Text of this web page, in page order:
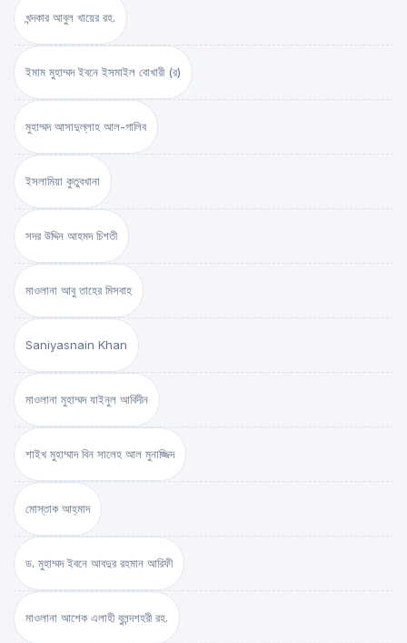
খন্দকার আবুল খায়ের রহ.
ইমাম মুহাম্মদ ইবনে ইসমাইল বোখারী (র)
মুহাম্মদ আসাদুল্লাহ আল-গালিব
ইসলামিয়া কুতুবখানা
সদর উদ্দিন আহমদ চিশতী
মাওলানা আবু তাহের মিসবাহ
Saniyasnain Khan
মাওলানা মুহাম্মদ যাইনুল আবিদীন
শাইখ মুহাম্মাদ বিন সালেহ আল মুনাজ্জিদ
মোস্তাক আহ্‌মাদ
ড. মুহাম্মদ ইবনে আবদুর রহমান আরিফী
মাওলানা আশেক এলাহী বুলন্দশহরী রহ.